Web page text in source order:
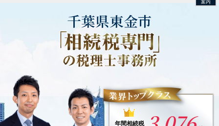
千葉県東金市
年間相続税